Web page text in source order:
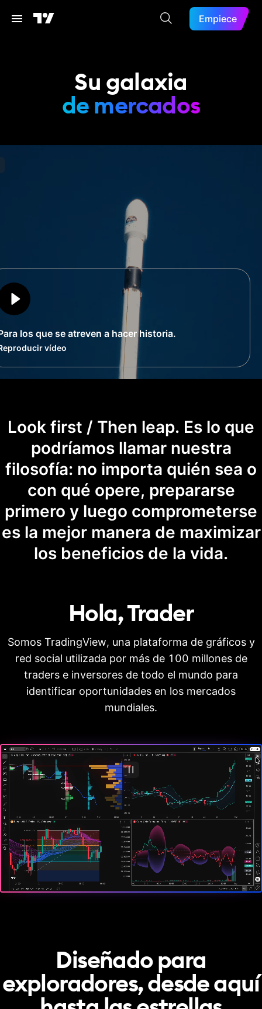
Empiece
Su galaxia
de mercados
los que se atreven a hacer historia.
vídeo
Look first / Then leap. Es lo que
podríamos llamar nuestra
filosofía: no importa quién sea o
con qué opere, prepararse
primero y luego comprometerse
es la mejor manera de maximizar
los beneficios de la vida.
Hola,Trader
Somos TradingView, una plataforma de gráficos y
red social utilizada por más de 100 millones de
traders e inversores de todo el mundo para
identificar oportunidades en los mercados
mundiales.
Diseñado para
exploradores, desde aquí